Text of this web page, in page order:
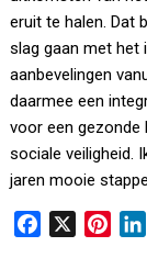
eruit te halen. Dat
slag gaan met het
aanbevelingen
daarmee een
voor een gezonde
sociale veiligheid.
jaren mooie